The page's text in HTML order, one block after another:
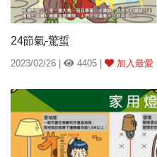
24節氣-驚蜇
2023/02/26 | 4405 | 加入最愛